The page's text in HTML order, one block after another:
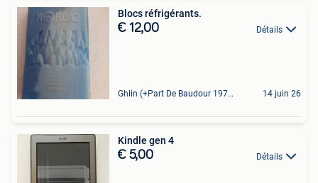
Blocs réfrigérants.
€ 12,00 Détails
Ghlin (+Part De Baudour 1971) 14 juin 26
Kindle gen 4
€ 5,00 Détails